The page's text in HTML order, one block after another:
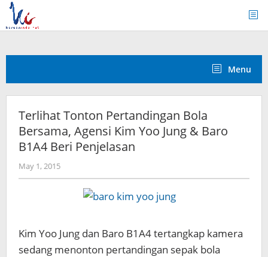
Skip
content
Menu
Terlihat Tonton Pertandingan Bola
Bersama, Agensi Kim Yoo Jung & Baro
B1A4 Beri Penjelasan
May 1, 2015by
Koreanindo
Kim Yoo Jung dan Baro B1A4 tertangkap kamera
sedang menonton pertandingan sepak bola